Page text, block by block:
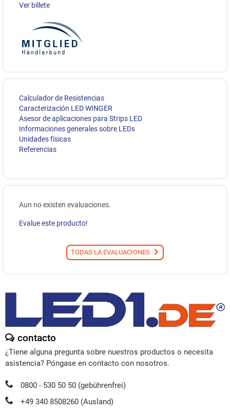
Ver billete
Calculador de Resistencias
Caracterización LED WINGER
Asesor de aplicaciones para Strips LED
Informaciones generales sobre LEDs
Unidades físicas
Referencias
Aun no existen evaluaciones.
Evalue este producto!
TODAS LA EVALUACIONES
contacto
¿Tiene alguna pregunta sobre nuestros productos o necesita
asistencia? Póngase en contacto con nosotros.
0800 - 530 50 50 (gebührenfrei)
+49 340 8508260 (Ausland)